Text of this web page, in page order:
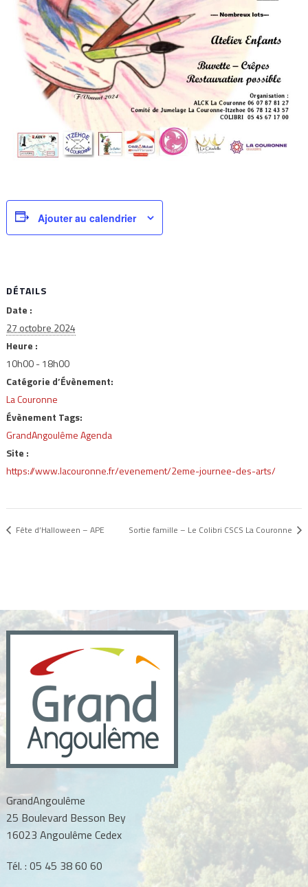
Ajouter au calendrier
DÉTAILS
Date :
27 octobre 2024
Heure :
10h00 - 18h00
Catégorie d’Évènement:
La Couronne
Évènement Tags:
GrandAngoulême Agenda
Site :
https://www.lacouronne.fr/evenement/2eme-journee-des-arts/
Fête d’Halloween – APE Sortie famille – Le Colibri CSCS La Couronne
GrandAngoulême
25 Boulevard Besson Bey
16023 Angoulême Cedex
Tél. : 05 45 38 60 60